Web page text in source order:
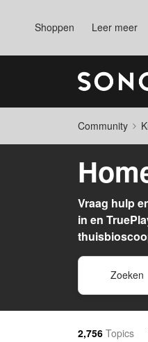
Shoppen Leer meer
Community
Vraag hulp
in en
2,756 Topics